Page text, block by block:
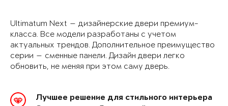
Ultimatum Next — дизайнерские двери премиум-
класса. Все модели разработаны с учетом
актуальных трендов. Дополнительное преимущество
серии — сменные панели. Дизайн двери легко
обновить, не меняя при этом саму дверь.
Лучшее решение для стильного интерьера